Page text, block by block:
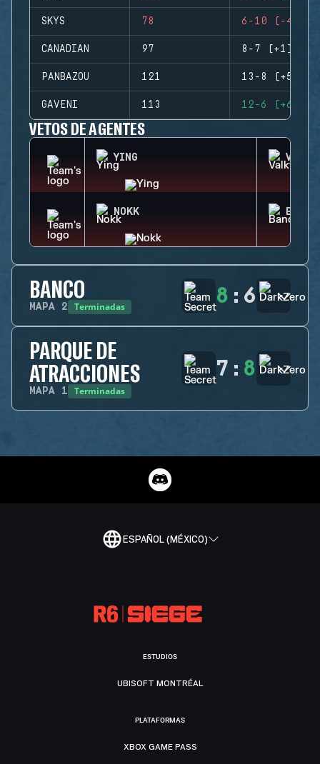
SKYS 78 6-10 (-4)
CANADIAN 97 8-7 (+1)
PANBAZOU 121 13-8 (+5)
GAVENI 113 12-6 (+6)
VETOS DE AGENTES
YING
NOKK
BANCO
MAPA 2 Terminadas 8 : 6
PARQUE DE
ATRACCIONES
MAPA 1 Terminadas
7 : 8
ESPAÑOL (MÉXICO)
ESTUDIOS
UBISOFT MONTRÉAL
PLATAFORMAS
XBOX GAME PASS